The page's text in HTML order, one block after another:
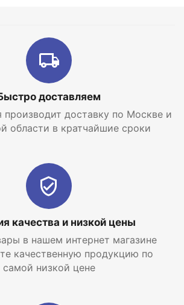
доставляем
доставку по Москве и
области в кратчайшие сроки
качества и низкой цены
в нашем интернет магазине
качественную продукцию по
самой низкой цене